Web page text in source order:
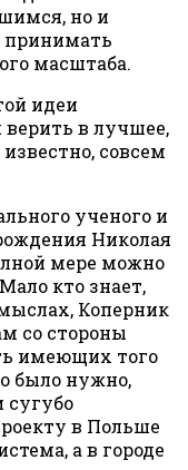
но и
принимать
масштаба.
идеи
верить в лучшее,
совсем
ученого и
Николая
мере можно
кто знает,
Коперник
со стороны
имеющих того
было нужно,
сугубо
в Польше
а в городе